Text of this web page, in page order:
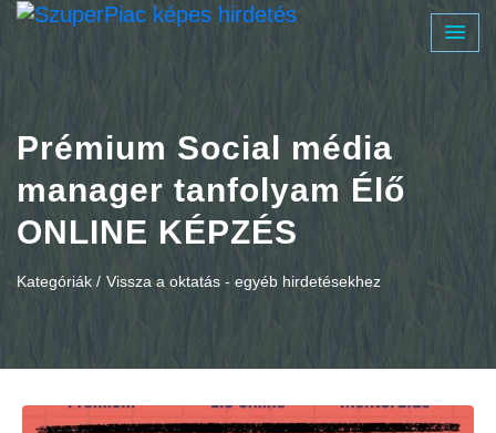
Prémium Social média
manager tanfolyam Élő
ONLINE KÉPZÉS
Kategóriák / Vissza a oktatás - egyéb hirdetésekhez